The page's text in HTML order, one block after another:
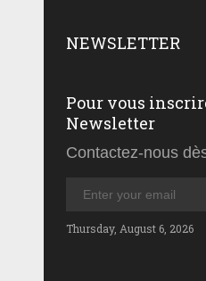
NEWSLETTER
Pour vous
Newsletter
Contactez-nous
Thursday, August 6, 2026